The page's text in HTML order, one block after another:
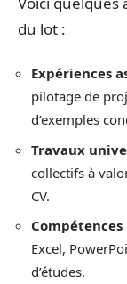
du lot :
Expériences
pilotage de
d’exemples
Travaux
collectifs à
CV.
Excel,
d’études.